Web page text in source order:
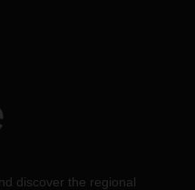
discover the regional